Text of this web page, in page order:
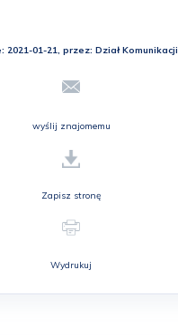
2021-01-21, przez: Dział Komunikacji
wyślij znajomemu
Zapisz stronę
Wydrukuj